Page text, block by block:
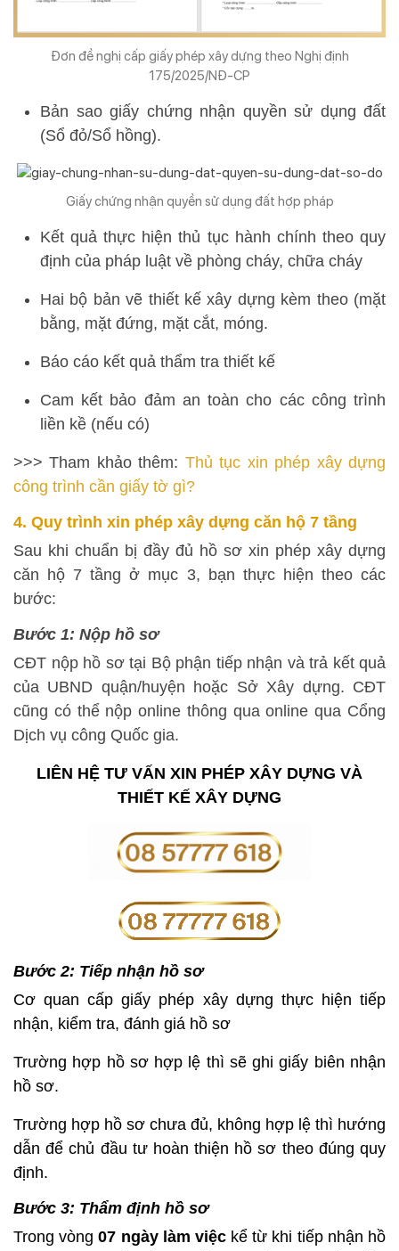
Đơn đề nghị cấp giấy phép xây dựng theo Nghị định
175/2025/NĐ-CP
Bản sao giấy chứng nhận quyền sử dụng đất
(Sổ đỏ/Sổ hồng).
Giấy chứng nhận quyền sử dụng đất hợp pháp
Kết quả thực hiện thủ tục hành chính theo quy
định của pháp luật về phòng cháy, chữa cháy
Hai bộ bản vẽ thiết kế xây dựng kèm theo (mặt
bằng, mặt đứng, mặt cắt, móng.
Báo cáo kết quả thẩm tra thiết kế
Cam kết bảo đảm an toàn cho các công trình
liền kề (nếu có)
>>> Tham khảo thêm: Thủ tục xin phép xây dựng
công trình cần giấy tờ gì?
4. Quy trình xin phép xây dựng căn hộ 7 tầng
Sau khi chuẩn bị đầy đủ hồ sơ xin phép xây dựng
căn hộ 7 tầng ở mục 3, bạn thực hiện theo các
bước:
Bước 1: Nộp hồ sơ
CĐT nộp hồ sơ tại Bộ phận tiếp nhận và trả kết quả
của UBND quận/huyện hoặc Sở Xây dựng. CĐT
cũng có thể nộp online thông qua online qua Cổng
Dịch vụ công Quốc gia.
LIÊN HỆ TƯ VẤN XIN PHÉP XÂY DỰNG VÀ
THIẾT KẾ XÂY DỰNG
Bước 2: Tiếp nhận hồ sơ
Cơ quan cấp giấy phép xây dựng thực hiện tiếp
nhận, kiểm tra, đánh giá hồ sơ
Trường hợp hồ sơ hợp lệ thì sẽ ghi giấy biên nhận
hồ sơ.
Trường hợp hồ sơ chưa đủ, không hợp lệ thì hướng
dẫn để chủ đầu tư hoàn thiện hồ sơ theo đúng quy
định.
Bước 3: Thẩm định hồ sơ
Trong vòng07 ngày làm việckể từ khi tiếp nhận hồ